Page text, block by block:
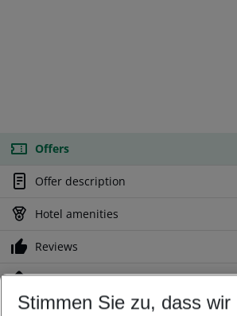
Offers
Offer description
Hotel amenities
Reviews
Location
Stimmen Sie zu, dass wir